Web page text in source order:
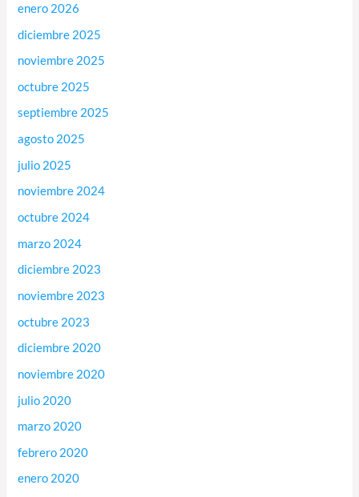
enero 2026
diciembre 2025
noviembre 2025
octubre 2025
septiembre 2025
agosto 2025
julio 2025
noviembre 2024
octubre 2024
marzo 2024
diciembre 2023
noviembre 2023
octubre 2023
diciembre 2020
noviembre 2020
julio 2020
marzo 2020
febrero 2020
enero 2020